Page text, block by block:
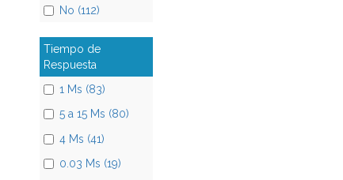
No (112)
Tiempo de
Respuesta
1 Ms (83)
5 a 15 Ms (80)
4 Ms (41)
0.03 Ms (19)